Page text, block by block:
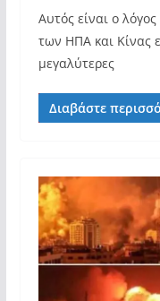
Αυτός είναι ο
των ΗΠΑ και Κίνας
μεγαλύτερες
Διαβάστε